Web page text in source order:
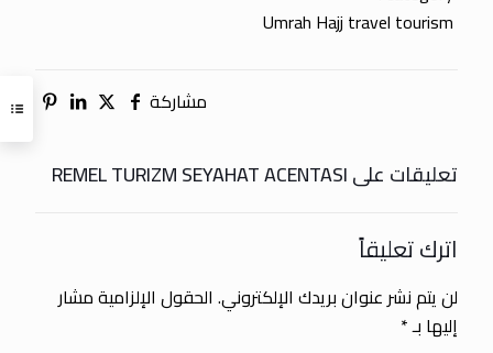
Umrah Hajj travel tourism
مشاركة
تعليقات على REMEL TURIZM SEYAHAT ACENTASI
اترك تعليقاً
لن يتم نشر عنوان بريدك الإلكتروني. الحقول الإلزامية مشار
إليها بـ*